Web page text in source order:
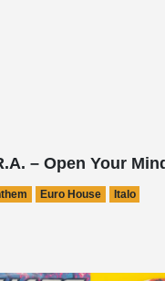
– Open Your
Euro House Italo